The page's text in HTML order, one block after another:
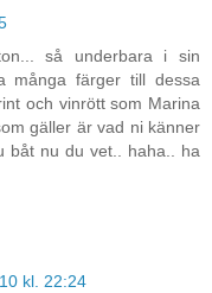
så underbara i sin
många färger till dessa
och vinrött som Marina
gäller är vad ni känner
båt nu du vet.. haha.. ha
kl. 22:24